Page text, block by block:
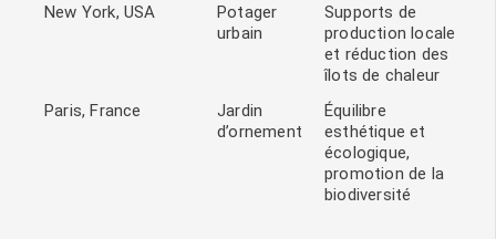
New York, USA
Potager
urbain
Supports de
production locale
et réduction des
îlots de chaleur
Paris, France
Jardin
d’ornement
Équilibre
esthétique et
écologique,
promotion de la
biodiversité